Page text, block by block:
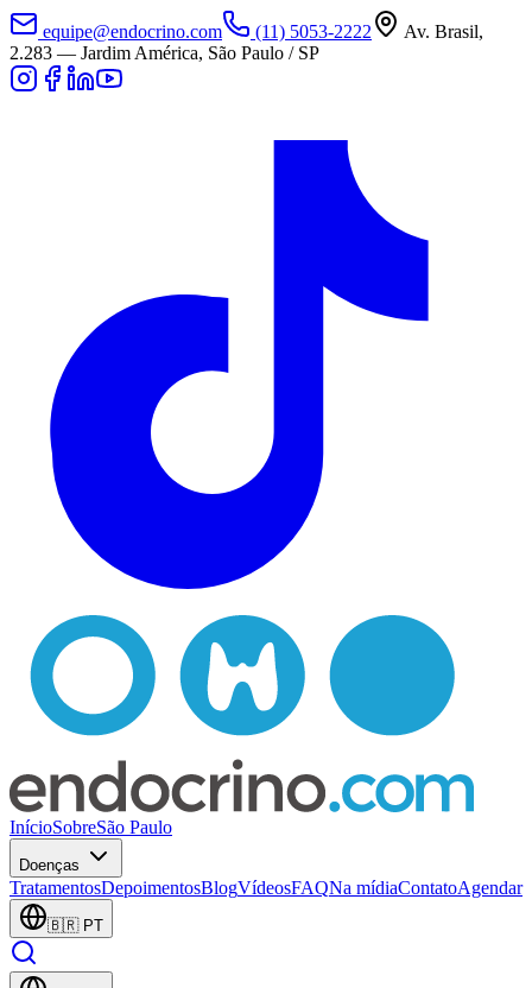
equipe@endocrino.com (11) 5053-2222
Av. Brasil,
2.283 — Jardim América, São Paulo / SP
InícioSobreSão Paulo
Doenças
TratamentosDepoimentosBlogVídeosFAQNa mídiaContatoAgendar
🇧🇷 PT